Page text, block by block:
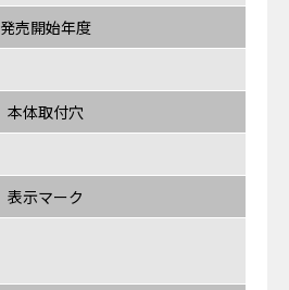
発売開始年度
本体取付穴
表示マーク